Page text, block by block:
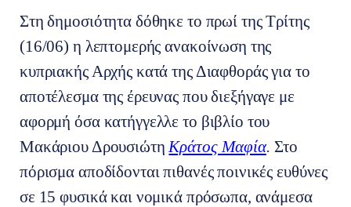
Στη δημοσιότητα δόθηκε το πρωί της Τρίτης
(16/06) η λεπτομερής ανακοίνωση της
κυπριακής Αρχής κατά της Διαφθοράς για το
αποτέλεσμα της έρευνας που διεξήγαγε με
αφορμή όσα κατήγγελλε το βιβλίο του
Μακάριου Δρουσιώτη Κράτος Μαφία. Στο
πόρισμα αποδίδονται πιθανές ποινικές ευθύνες
σε 15 φυσικά και νομικά πρόσωπα, ανάμεσα